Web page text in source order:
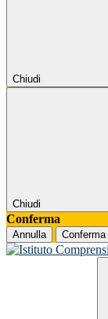
Chiudi
Chiudi
Conferma
Annulla Conferma